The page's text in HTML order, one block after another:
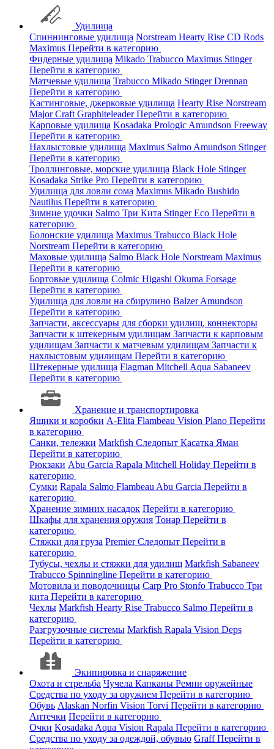
Удилища
Спиннинговые удилища Norstream Hearty Rise CD Rods
Maximus Перейти в категорию
Фидерные удилища Mikado Trabucco Maximus Stinger
Перейти в категорию
Матчевые удилища Trabucco Mikado StingerDrennan
Перейти в категорию
Кастинговые, джерковые удилища Hearty Rise Norstream
Major Craft GraphiteleaderПерейти в категорию
Карповые удилища Kosadaka Prologic Amundson Freeway
Перейти в категорию
Нахлыстовые удилища Maximus Salmo Amundson Stinger
Перейти в категорию
Троллинговые, морские удилища Black Hole Stinger
Kosadaka Strike Pro Перейти в категорию
Удилища для ловли сома Maximus Mikado Bushido
Nautilus Перейти в категорию
Зимние удочки Salmo Три Кита StingerEco Перейти в
категорию
Болонские удилища Maximus Trabucco Black Hole
Norstream Перейти в категорию
Маховые удилища Salmo Black Hole Norstream Maximus
Перейти в категорию
Бортовые удилища Colmic Higashi Okuma Forsage
Перейти в категорию
Удилища для ловли на сбирулино BalzerAmundson
Перейти в категорию
Запчасти, аксессуары для сборки удилищ, коннекторы
Запчасти к штекерным удилищам Запчасти к карповым
удилищам Запчасти к матчевым удилищам Запчасти к
нахлыстовым удилищам Перейти в категорию
Штекерные удилища Flagman Mitchell Aqua Sabaneev
Перейти в категорию
Хранение и транспортировка
Ящики и коробки A-Elita Flambeau Vision Plano Перейти
в категорию
Санки, тележки Markfish Следопыт Касатка Яман
Перейти в категорию
Рюкзаки Abu Garcia Rapala Mitchell Holiday Перейти в
категорию
Сумки Rapala Salmo Flambeau Abu Garcia Перейти в
категорию
Хранение зимних насадок Перейти в категорию
Шкафы для хранения оружия Тонар Перейти в
категорию
Стяжки для груза PremierСледопыт Перейти в
категорию
Тубусы, чехлы и стяжки для удилищ Markfish Sabaneev
Trabucco Spinningline Перейти в категорию
Мотовила и поводочницы Carp Pro Stonfo Trabucco Три
кита Перейти в категорию
Чехлы Markfish Hearty Rise Trabucco Salmo Перейти в
категорию
Разгрузочные системы Markfish Rapala Vision Deps
Перейти в категорию
Экипировка и снаряжение
Охота и стрельба Чучела Капканы Ремни оружейные
Средства по уходу за оружием Перейти в категорию
Обувь Alaskan Norfin Vision Torvi Перейти в категорию
Аптечки Перейти в категорию
Очки Kosadaka Aqua Vision Rapala Перейти в категорию
Средства по уходу за одеждой, обувью GraffПерейти в